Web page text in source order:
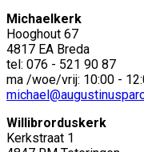
Michaelkerk
Hooghout 67
4817 EA Breda
tel: 076 - 521 90 87
ma /woe/vrij: 10:00 -
Willibrorduskerk
Kerkstraat 1